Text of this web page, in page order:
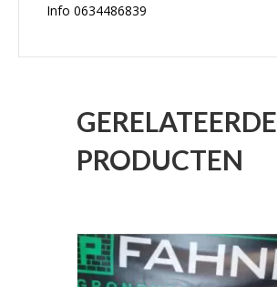
Info 0634486839
GERELATEERDE
PRODUCTEN